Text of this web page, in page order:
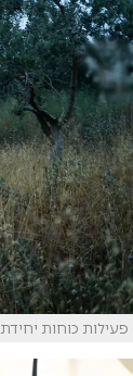
פעילות כוחות